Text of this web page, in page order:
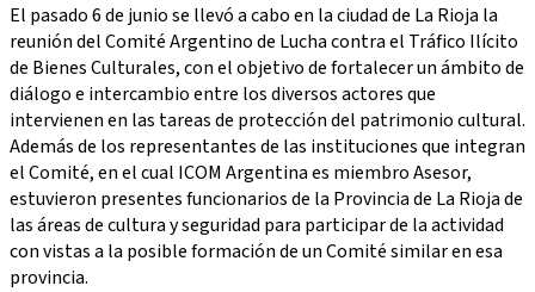
El pasado 6 de junio se llevó a cabo en la ciudad de La Rioja la
reunión del Comité Argentino de Lucha contra el Tráfico Ilícito
de Bienes Culturales, con el objetivo de fortalecer un ámbito de
diálogo e intercambio entre los diversos actores que
intervienen en las tareas de protección del patrimonio cultural.
Además de los representantes de las instituciones que integran
el Comité, en el cual ICOM Argentina es miembro Asesor,
estuvieron presentes funcionarios de la Provincia de La Rioja de
las áreas de cultura y seguridad para participar de la actividad
con vistas a la posible formación de un Comité similar en esa
provincia.